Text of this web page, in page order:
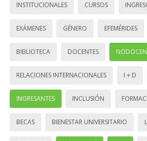
INSTITUCIONALES CURSOS
EXÁMENES GÉNERO EFEMÉRIDES
BIBLIOTECA DOCENTES
RELACIONES INTERNACIONALES I + D
INGRESANTES INCLUSIÓN
BECAS BIENESTAR UNIVERSITARIO